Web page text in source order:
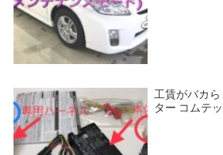
工賃がバカ
ター コムテ